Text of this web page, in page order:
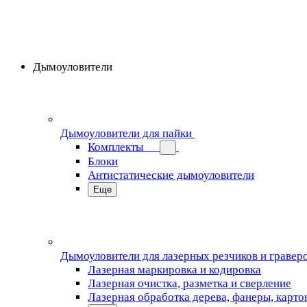
Дымоуловители
Дымоуловители для пайки
Комплекты
Блоки
Антистатические дымоуловители
Еще
Дымоуловители для лазерных резчиков и
Лазерная маркировка и кодировка
Лазерная очистка, разметка и сверление
Лазерная обработка дерева, фанеры,